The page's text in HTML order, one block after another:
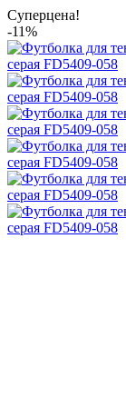
Суперцена!
-11%